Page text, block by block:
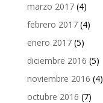
marzo 2017(4)
febrero 2017(4)
enero 2017(5)
diciembre 2016 (5)
noviembre 2016 (4)
octubre 2016 (7)